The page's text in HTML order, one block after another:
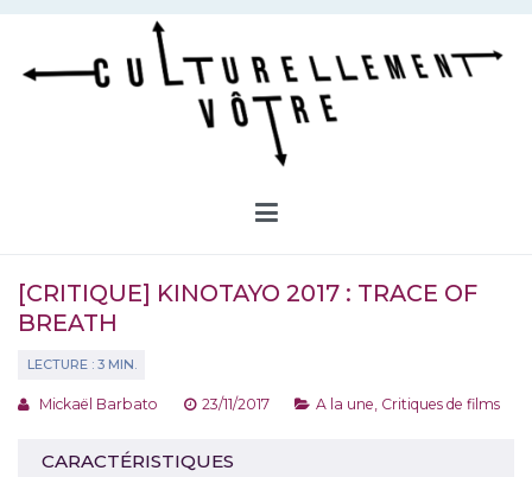
Aller
contenu
[CRITIQUE] KINOTAYO 2017 : TRACE OF
BREATH
Mickaël Barbato 23/11/2017 A la une Critiques de films
CARACTÉRISTIQUES